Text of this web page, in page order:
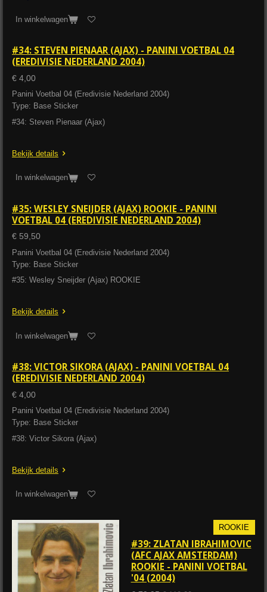
In winkelwagen
#34: STEVEN PIENAAR (AJAX) - PANINI VOETBAL 04
(EREDIVISIE NEDERLAND 2004)
€ 4,00
Panini Voetbal 04 (Eredivisie Nederland 2004)
Type: Base Sticker
#34: Steven Pienaar (Ajax)
Bekijk details
In winkelwagen
#35: WESLEY SNEIJDER (AJAX) ROOKIE - PANINI
VOETBAL 04 (EREDIVISIE NEDERLAND 2004)
€ 59,50
Panini Voetbal 04 (Eredivisie Nederland 2004)
Type: Base Sticker
#35: Wesley Sneijder (Ajax) ROOKIE
Bekijk details
In winkelwagen
#38: VICTOR SIKORA (AJAX) - PANINI VOETBAL 04
(EREDIVISIE NEDERLAND 2004)
€ 4,00
Panini Voetbal 04 (Eredivisie Nederland 2004)
Type: Base Sticker
#38: Victor Sikora (Ajax)
Bekijk details
In winkelwagen
ROOKIE
#39: ZLATAN IBRAHIMOVIC
(AFC AJAX AMSTERDAM)
ROOKIE - PANINI VOETBAL
'04 (2004)